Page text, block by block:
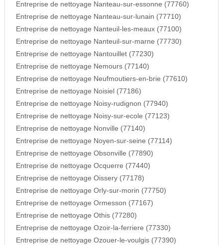
Entreprise de nettoyage Nanteau-sur-essonne (77760)
Entreprise de nettoyage Nanteau-sur-lunain (77710)
Entreprise de nettoyage Nanteuil-les-meaux (77100)
Entreprise de nettoyage Nanteuil-sur-marne (77730)
Entreprise de nettoyage Nantouillet (77230)
Entreprise de nettoyage Nemours (77140)
Entreprise de nettoyage Neufmoutiers-en-brie (77610)
Entreprise de nettoyage Noisiel (77186)
Entreprise de nettoyage Noisy-rudignon (77940)
Entreprise de nettoyage Noisy-sur-ecole (77123)
Entreprise de nettoyage Nonville (77140)
Entreprise de nettoyage Noyen-sur-seine (77114)
Entreprise de nettoyage Obsonville (77890)
Entreprise de nettoyage Ocquerre (77440)
Entreprise de nettoyage Oissery (77178)
Entreprise de nettoyage Orly-sur-morin (77750)
Entreprise de nettoyage Ormesson (77167)
Entreprise de nettoyage Othis (77280)
Entreprise de nettoyage Ozoir-la-ferriere (77330)
Entreprise de nettoyage Ozouer-le-voulgis (77390)